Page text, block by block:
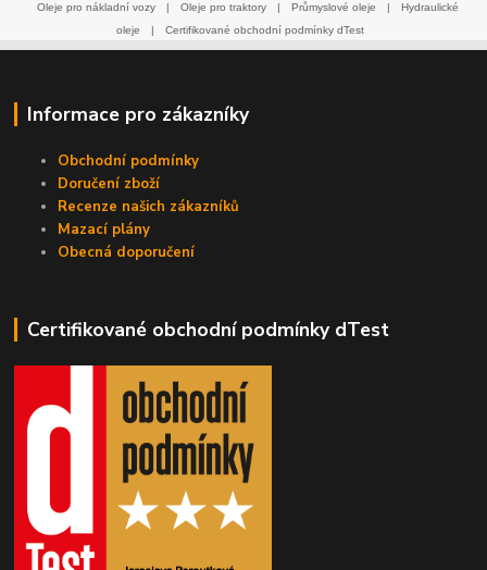
Oleje pro nákladní vozy
| Oleje pro traktory | Průmyslové oleje |
Hydraulické
oleje
| Certifikované obchodní podmínky dTest
Informace pro zákazníky
Obchodní podmínky
Doručení zboží
Recenze našich zákazníků
Mazací plány
Obecná doporučení
Certifikované obchodní podmínky dTest